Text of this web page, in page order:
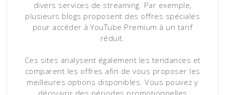
divers services de streaming. Par exemple,
plusieurs blogs proposent des offres spéciales
pour accéder à YouTube Premium à un tarif
réduit.
Ces sites analysent également les tendances et
comparent les offres afin de vous proposer les
meilleures options disponibles. Vous pouvez y